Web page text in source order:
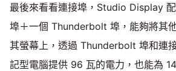
最後來看看連接埠，Studio Display
埠＋一個 Thunderbolt 埠，能夠將其
其螢幕上，透過 Thunderbolt 埠和連
記型電腦提供 96 瓦的電力，也能為